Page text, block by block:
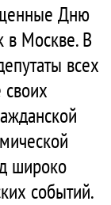
Дню
в Москве. В
всех
широко
событий.